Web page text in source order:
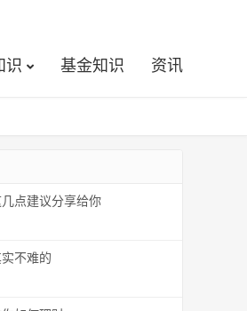
识 基金知识 资讯
点建议分享给你
不难的